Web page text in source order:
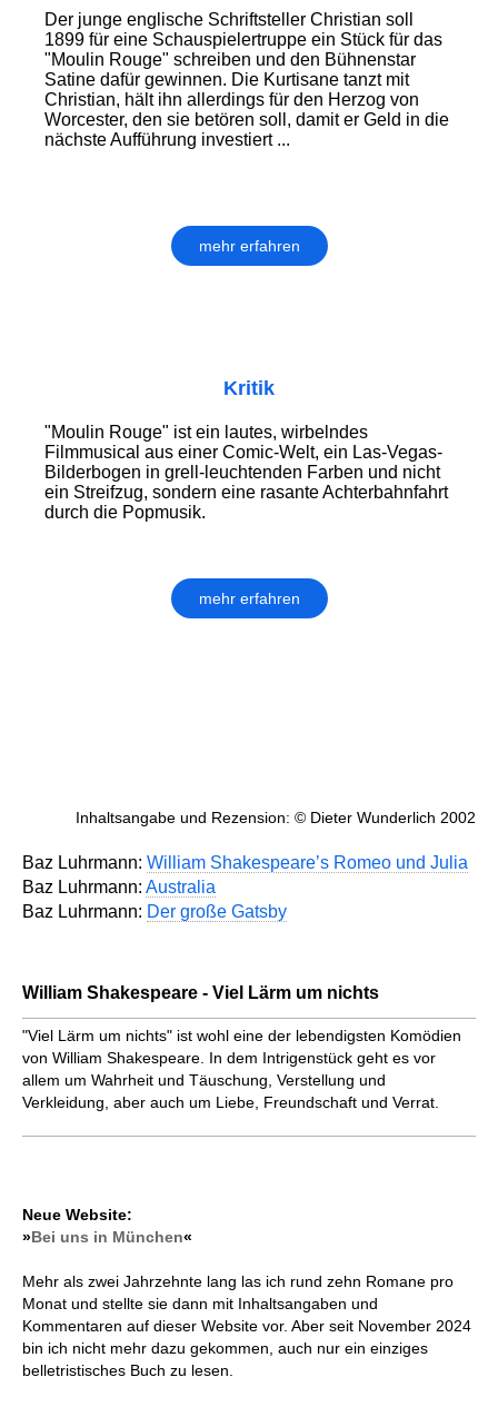
Der junge englische Schriftsteller Christian soll
1899 für eine Schauspielertruppe ein Stück für das
"Moulin Rouge" schreiben und den Bühnenstar
Satine dafür gewinnen. Die Kurtisane tanzt mit
Christian, hält ihn allerdings für den Herzog von
Worcester, den sie betören soll, damit er Geld in die
nächste Aufführung investiert ...
mehr erfahren
Kritik
"Moulin Rouge" ist ein lautes, wirbelndes
Filmmusical aus einer Comic-Welt, ein Las-Vegas-
Bilderbogen in grell-leuchtenden Farben und nicht
ein Streifzug, sondern eine rasante Achterbahnfahrt
durch die Popmusik.
mehr erfahren
Inhaltsangabe und Rezension: © Dieter Wunderlich 2002
Baz Luhrmann: William Shakespeare’s Romeo und Julia
Baz Luhrmann: Australia
Baz Luhrmann: Der große Gatsby
William Shakespeare - Viel Lärm um nichts
"Viel Lärm um nichts" ist wohl eine der lebendigsten Komödien
von William Shakespeare. In dem Intrigenstück geht es vor
allem um Wahrheit und Täuschung, Verstellung und
Verkleidung, aber auch um Liebe, Freundschaft und Verrat.
Neue Website:
»Bei uns in München«
Mehr als zwei Jahrzehnte lang las ich rund zehn Romane pro
Monat und stellte sie dann mit Inhaltsangaben und
Kommentaren auf dieser Website vor. Aber seit November 2024
bin ich nicht mehr dazu gekommen, auch nur ein einziges
belletristisches Buch zu lesen.